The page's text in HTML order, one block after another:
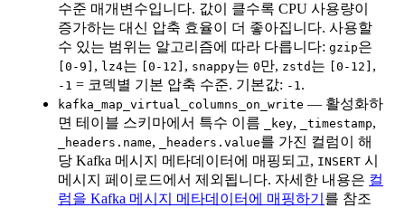
수준 매개변수입니다. 값이 클수록 CPU 사용량이
증가하는 대신 압축 효율이 더 좋아집니다. 사용할
수 있는 범위는 알고리즘에 따라 다릅니다: gzip은
[0-9] , lz4는 [0-12] , snappy는 0만, zstd 는 [0-12] ,
-1 = 코덱별 기본 압축 수준. 기본값: -1.
kafka_map_virtual_columns_on_write — 활성화하
면 테이블 스키마에서 특수 이름
_key, _timestamp,
_headers.name, _headers.value를 가진 컬럼이 해
당 Kafka 메시지 메타데이터에 매핑되고, INSERT 시
메시지 페이로드에서 제외됩니다. 자세한 내용은 컬
럼을 Kafka 메시지 메타데이터에 매핑하기 를 참조